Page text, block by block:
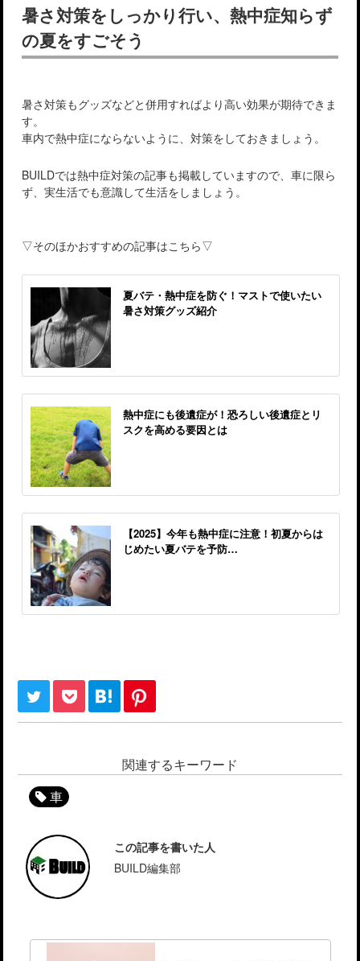
暑さ対策をしっかり行い、熱中症知らず
の夏をすごそう
暑さ対策もグッズなどと併用すればより高い効果が期待できま
す。
車内で熱中症にならないように、対策をしておきましょう。
BUILDでは熱中症対策の記事も掲載していますので、車に限ら
ず、実生活でも意識して生活をしましょう。
▽そのほかおすすめの記事はこちら▽
夏バテ・熱中症を防ぐ！マストで使いたい
暑さ対策グッズ紹介
熱中症にも後遺症が！恐ろしい後遺症とリ
スクを高める要因とは
【2025】今年も熱中症に注意！初夏からは
じめたい夏バテを予防…
関連するキーワード
車
この記事を書いた人
BUILD編集部